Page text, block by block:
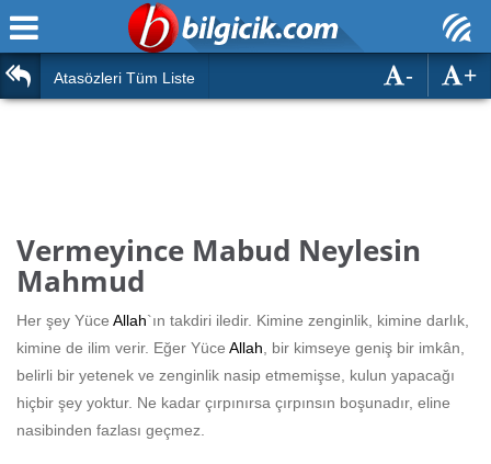
Ana Sayfa
Türk Tarihi & Kültürü
Eğitim
Diğer
Hızlı Okuma Testi
Hesaplamalar
Atasözleri Tüm Liste +
-
Vermeyince Mabud Neylesin
Mahmud
Her şey Yüce Allah`ın takdiri iledir. Kimine zenginlik, kimine darlık,
kimine de ilim verir. Eğer Yüce Allah , bir kimseye geniş bir imkân,
belirli bir yetenek ve zenginlik nasip etmemişse, kulun yapacağı
hiçbir şey yoktur. Ne kadar çırpınırsa çırpınsın boşunadır, eline
nasibinden fazlası geçmez.